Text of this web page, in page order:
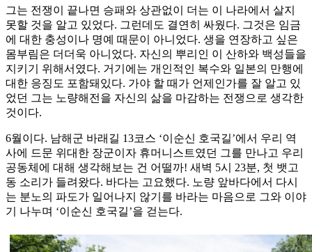
그는 전쟁이 끝나면 승패와 상관없이 더는 이 나라에서 살지
못할 것을 알고 있었다. 그런데도 결연히 싸웠다. 그것은 임금
에 대한 충성이나 명예 때문이 아니었다. 생을 연장하고 싶은
몸부림은 더더욱 아니었다. 자신의 뿌리인 이 산하와 백성들을
지키기 위해서였다. 거기에는 개인적인 복수와 일본의 만행에
대한 응징도 포함돼있다. 가야 할 때가 언제인가를 잘 알고 있
었던 그는 노량해전을 자신의 삶을 마감하는 전쟁으로 생각한
것이다.
6월이다. 남해군 바래길 13코스 ‘이순신 호국길’에서 우리 역
사에 드문 위대한 장군이자 휴머니스트였던 그를 만나고 우리
공동체에 대해 생각해보는 건 어떨까! 새벽 5시 23분, 첫 뱃고
동 소리가 들려왔다. 바다는 고요했다. 노량 앞바다에서 다시
는 분노의 파도가 일어나지 않기를 바라는 마음으로 그와 이야
기 나누며 ‘이순신 호국길’을 걷는다.